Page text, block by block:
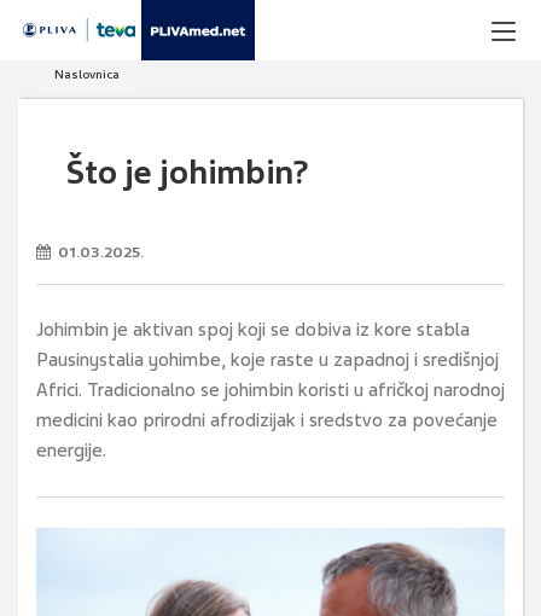
Naslovnica
Što je johimbin?
01.03.2025.
Johimbin je aktivan spoj koji se dobiva iz kore stabla
Pausinystalia yohimbe, koje raste u zapadnoj i središnjoj
Africi. Tradicionalno se johimbin koristi u afričkoj narodnoj
medicini kao prirodni afrodizijak i sredstvo za povećanje
energije.